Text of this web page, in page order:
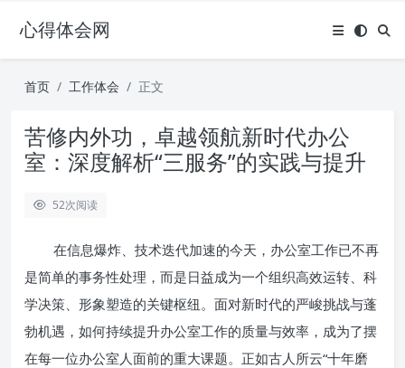
心得体会网
首页 工作体会 正文
苦修内外功，卓越领航新时代办公
室：深度解析“三服务”的实践与提升
52次阅读
在信息爆炸、技术迭代加速的今天，办公室工作已不再
是简单的事务性处理，而是日益成为一个组织高效运转、科
学决策、形象塑造的关键枢纽。面对新时代的严峻挑战与蓬
勃机遇，如何持续提升办公室工作的质量与效率，成为了摆
在每一位办公室人面前的重大课题。正如古人所云“十年磨